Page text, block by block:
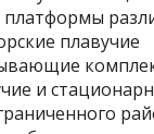
плавучие
и